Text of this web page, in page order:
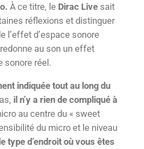
À ce titre, le Dirac Live sait
réflexions et distinguer
l’effet d’espace sonore
au son un effet
sonore réel.
indiquée tout au long du
il n’y a rien de compliqué à
au centre du « sweet
du micro et le niveau
le type d’endroit où vous êtes